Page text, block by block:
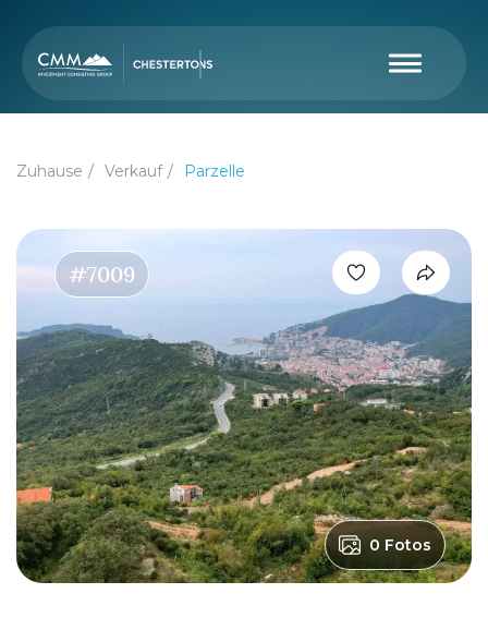
Zuhause Verkauf Parzelle
#7009
0 Fotos